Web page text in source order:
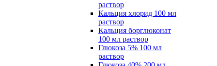
раствор
Кальция хлорид 100 мл
раствор
Кальция борглюконат
100 мл раствор
Глюкоза 5% 100 мл
раствор